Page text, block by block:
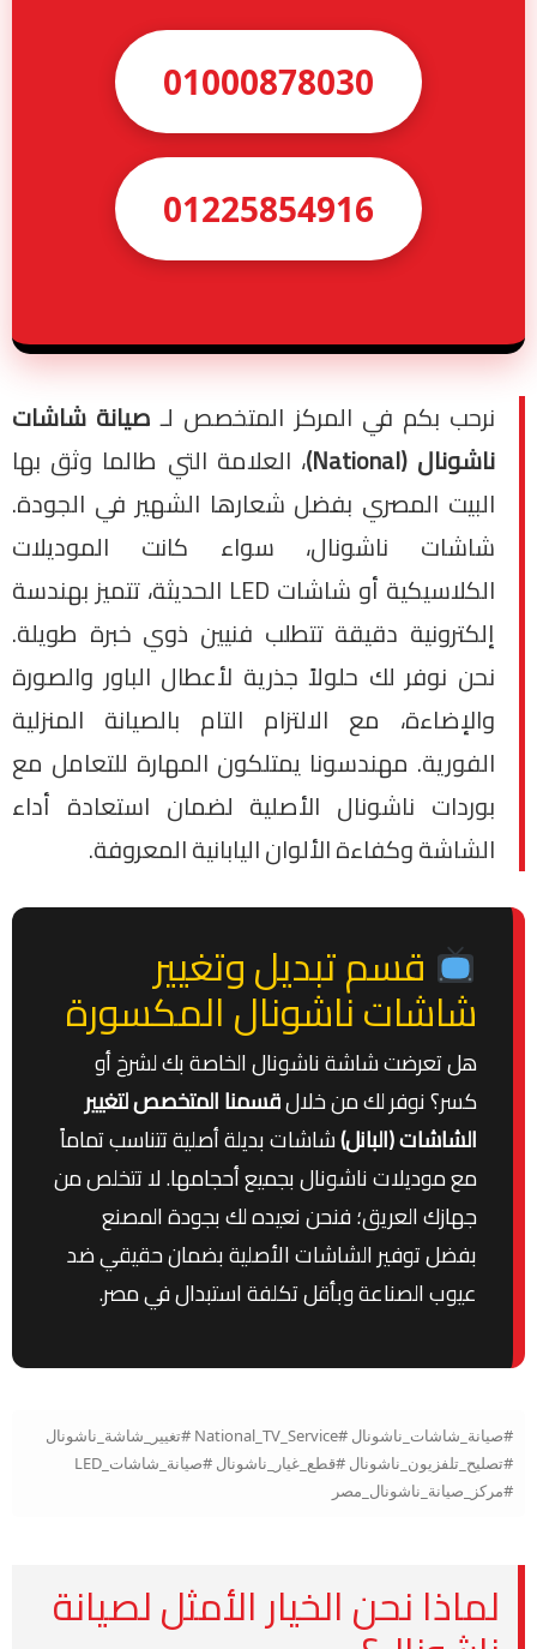
01000878030
01225854916
نرحب بكم في المركز المتخصص لـ صيانة شاشات
ناشونال (National)
، العلامة التي طالما وثق بها
البيت المصري بفضل شعارها الشهير في الجودة.
شاشات ناشونال، سواء كانت الموديلات
الكلاسيكية أو شاشات LED الحديثة، تتميز بهندسة
إلكترونية دقيقة تتطلب فنيين ذوي خبرة طويلة.
نحن نوفر لك حلولاً جذرية لأعطال الباور والصورة
والإضاءة، مع الالتزام التام بالصيانة المنزلية
الفورية. مهندسونا يمتلكون المهارة للتعامل مع
بوردات ناشونال الأصلية لضمان استعادة أداء
الشاشة وكفاءة الألوان اليابانية المعروفة.
قسم تبديل وتغيير
شاشات ناشونال المكسورة
هل تعرضت شاشة ناشونال الخاصة بك لشرخ أو
كسر؟ نوفر لك من خلالقسمنا المتخصص لتغيير
الشاشات (البانل)شاشات بديلة أصلية تتناسب تماماً
مع موديلات ناشونال بجميع أحجامها. لا تتخلص من
جهازك العريق؛ فنحن نعيده لك بجودة المصنع
بفضل توفير الشاشات الأصلية بضمان حقيقي ضد
عيوب الصناعة وبأقل تكلفة استبدال في مصر.
#صيانة_شاشات_ناشونال #National_TV_Service #تغيير_شاشة_ناشونال
#تصليح_تلفزيون_ناشونال #قطع_غيار_ناشونال #صيانة_شاشات_LED
#مركز_صيانة_ناشونال_مصر
لماذا نحن الخيار الأمثل لصيانة